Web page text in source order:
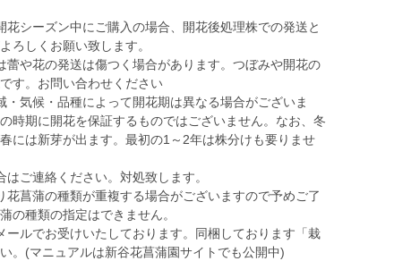
シーズン中にご購入の場合、開花後処理株での発送と
ろしくお願い致します。
や花の発送は傷つく場合があります。つぼみや開花の
す。お問い合わせください
気候・品種によって開花期は異なる場合がございま
時期に開花を保証するものではございません。なお、冬
には新芽が出ます。最初の1～2年は株分けも要りませ
ご連絡ください。対処致します。
菖蒲の種類が重複する場合がございますので予めご了
の種類の指定はできません。
ルでお受けいたしております。同梱しております「栽
。(マニュアルは新谷花菖蒲園サイトでも公開中)